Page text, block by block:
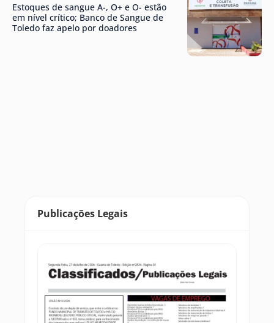
Estoques de sangue A-, O+ e O- estão
em nível crítico; Banco de Sangue de
Toledo faz apelo por doadores
Publicações Legais